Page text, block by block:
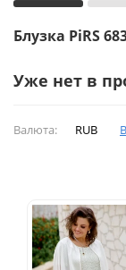
Блузка PiRS
Уже нет в
Валюта: RUB